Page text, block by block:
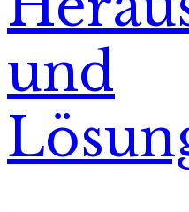
und